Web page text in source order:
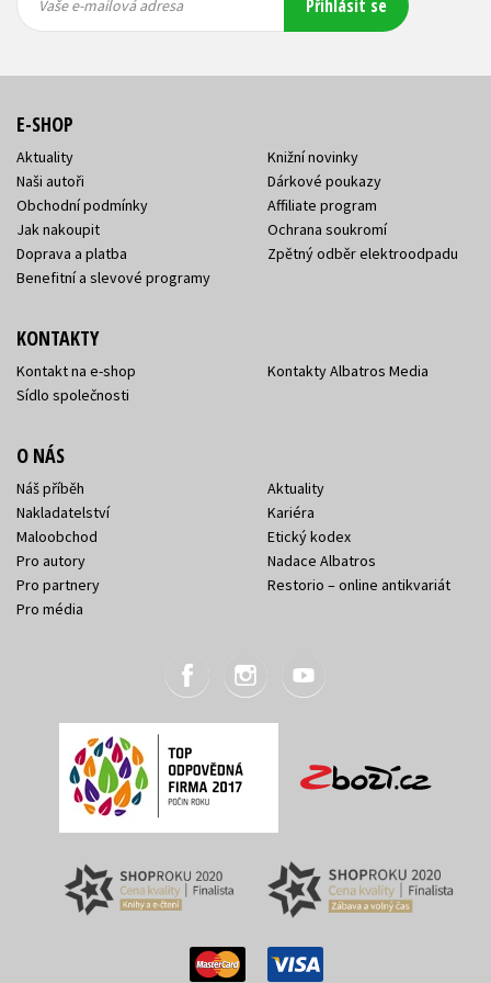
mailová
mailová
Vaše e-mailová adresa Přihlásit se
E-SHOP
Aktuality
Naši autoři
Obchodní podmínky
Jak nakoupit
Doprava a platba
Benefitní a slevové programy
Knižní novinky
Dárkové poukazy
Affiliate program
Ochrana soukromí
Zpětný odběr elektroodpadu
KONTAKTY
Kontakt na e-shop
Sídlo společnosti
Kontakty Albatros Media
O NÁS
Náš příběh
Nakladatelství
Maloobchod
Pro autory
Pro partnery
Pro média
Aktuality
Kariéra
Etický kodex
Nadace Albatros
Restorio – online antikvariát